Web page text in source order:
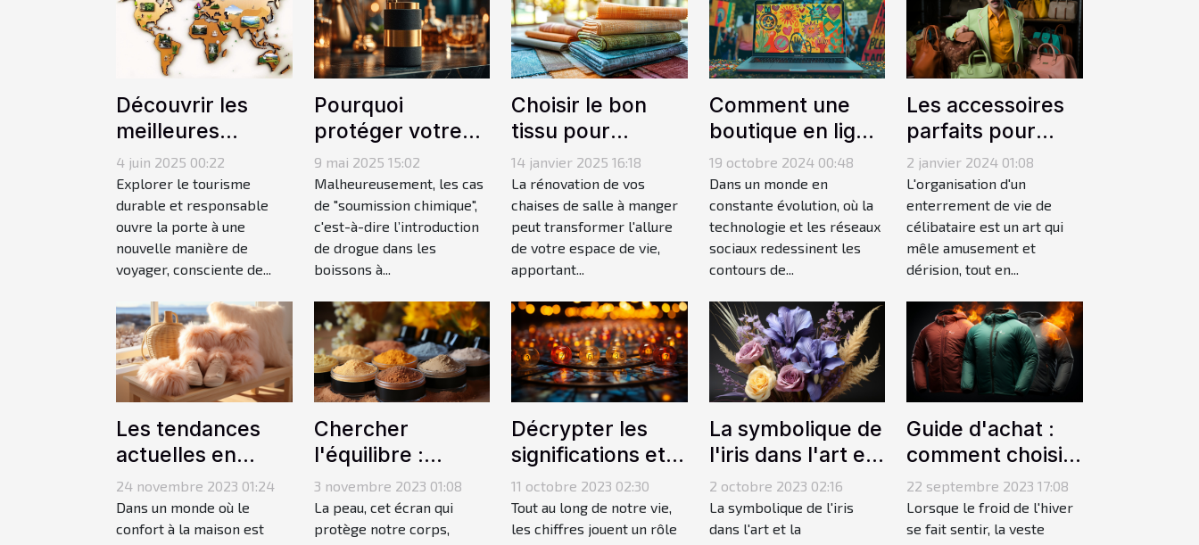
Découvrir les
meilleures
stratégies pour
un tourisme
durable et
responsable
4 juin 2025 00:22
Explorer le tourisme
durable et responsable
ouvre la porte à une
nouvelle manière de
voyager, consciente de...
Pourquoi
protéger votre
boisson en soirée
ou évènement
est essentiel ?
9 mai 2025 15:02
Malheureusement, les cas
de "soumission chimique",
c'est-à-dire l’introduction
de drogue dans les
boissons à...
Choisir le bon
tissu pour
rénover vos
chaises de salle à
manger
14 janvier 2025 16:18
La rénovation de vos
chaises de salle à manger
peut transformer l'allure
de votre espace de vie,
apportant...
Comment une
boutique en ligne
peut favoriser le
militantisme
moderne
19 octobre 2024 00:48
Dans un monde en
constante évolution, où la
technologie et les réseaux
sociaux redessinent les
contours de...
Les accessoires
parfaits pour
compléter un
déguisement de
Borat lors d'un
enterrement de
vie de célibataire
2 janvier 2024 01:08
L'organisation d'un
enterrement de vie de
célibataire est un art qui
mêle amusement et
dérision, tout en...
Les tendances
actuelles en
matière de
pantoufles
douillettes à la
24 novembre 2023 01:24
Dans un monde où le
confort à la maison est
Chercher
l'équilibre :
choisir des
produits de
maquillage qui
3 novembre 2023 01:08
La peau, cet écran qui
protège notre corps,
Décrypter les
significations et
les impacts des
chiffres de 1 à 33
dans votre
11 octobre 2023 02:30
Tout au long de notre vie,
les chiffres jouent un rôle
La symbolique de
l'iris dans l'art et
la photographie
2 octobre 2023 02:16
La symbolique de l'iris
dans l'art et la
Guide d'achat :
comment choisir
la meilleure veste
chauffante
22 septembre 2023 17:08
Lorsque le froid de l'hiver
se fait sentir, la veste